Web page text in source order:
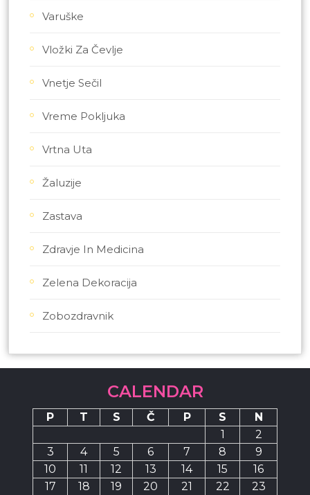
Varuške
Vložki Za Čevlje
Vnetje Sečil
Vreme Pokljuka
Vrtna Uta
Žaluzije
Zastava
Zdravje In Medicina
Zelena Dekoracija
Zobozdravnik
CALENDAR
P T S Č P S
N
1
2
3
4 5 6 7 8
9
10
11 12 13 14 15
16
17
18 19 20 21 22 23